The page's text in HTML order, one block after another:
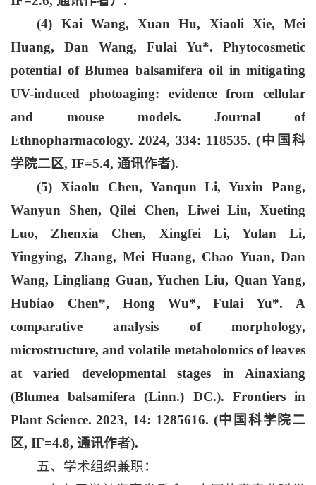
(4) Kai Wang, Xuan Hu, Xiaoli Xie, Mei
Huang, Dan Wang, Fulai Yu*. Phytocosmetic
potential of Blumea balsamifera oil in mitigating
UV-induced photoaging: evidence from cellular
and mouse models. Journal of
Ethnopharmacology. 2024, 334: 118535. (中国科
学院二区, IF=5.4, 通讯作者).
(5) Xiaolu Chen, Yanqun Li, Yuxin Pang,
Wanyun Shen, Qilei Chen, Liwei Liu, Xueting
Luo, Zhenxia Chen, Xingfei Li, Yulan Li,
Yingying, Zhang, Mei Huang, Chao Yuan, Dan
Wang, Lingliang Guan, Yuchen Liu, Quan Yang,
Hubiao Chen*, Hong Wu*, Fulai Yu*. A
comparative analysis of morphology,
microstructure, and volatile metabolomics of leaves
at varied developmental stages in Ainaxiang
(Blumea balsamifera (Linn.) DC.). Frontiers in
Plant Science. 2023, 14: 1285616. (中国科学院二
区, IF=4.8, 通讯作者).
五、学术组织兼职：